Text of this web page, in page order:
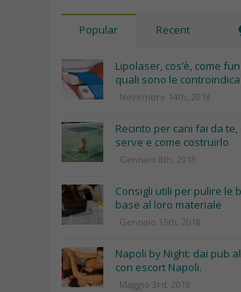
Popular Recent
Lipolaser, cos’è, come
quali sono le
Novembre 14th, 2018
Recinto per cani fai da te,
serve e come costruirlo
Gennaio 8th, 2018
Consigli utili per pulire le
base al loro materiale
Gennaio 15th, 2018
Napoli by Night: dai pub
con escort Napoli.
Maggio 3rd, 2018